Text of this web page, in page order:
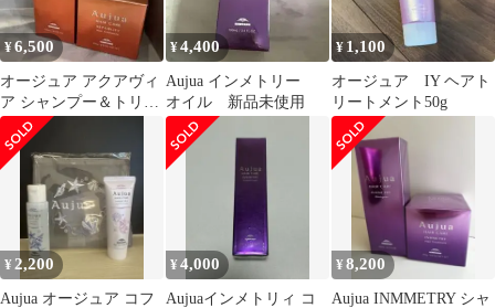
¥6,500
オージュア アクアヴィ
ア シャンプー＆トリー
トメント セット
¥4,400
Aujua インメトリー
オイル 新品未使用
¥ 1,100
オージュア IY ヘアト
リートメント50g
¥ 2,200
Aujua オージュア コフ
¥4,000
Aujuaインメトリィ コ
¥8,200
Aujua INMMETRY シャ